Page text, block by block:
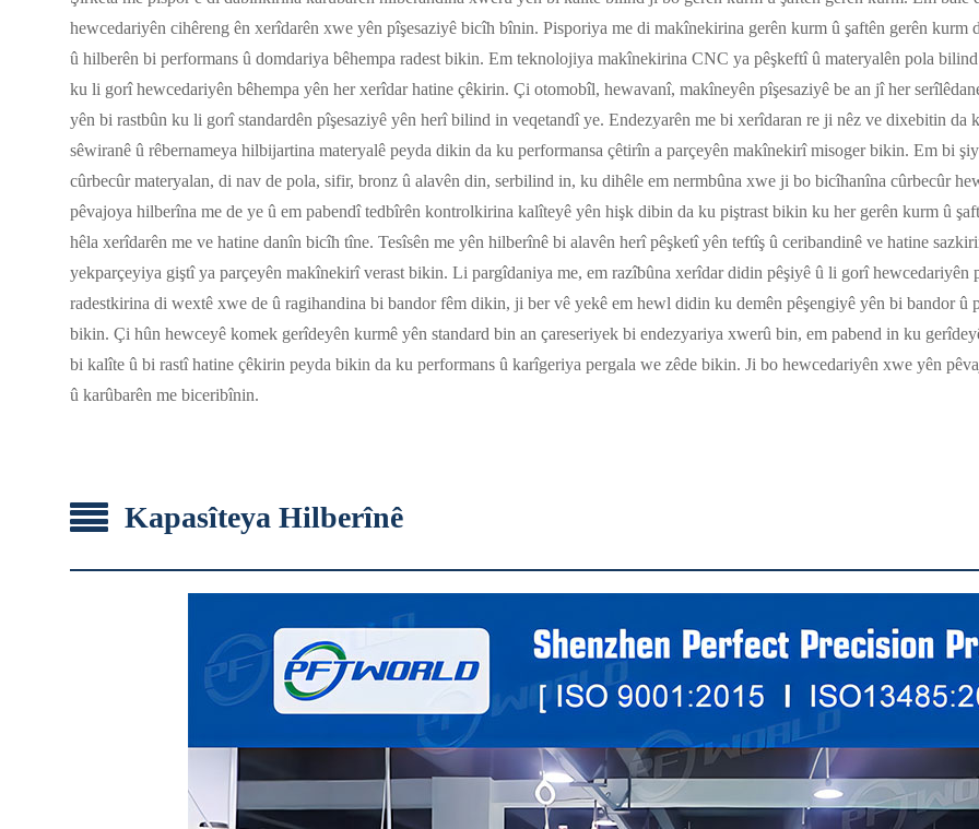
hewcedariyên cihêreng ên xerîdarên xwe yên pîşesaziyê bicîh bînin. Pisporiya me di makînekirina gerên kurm û şaftên gerên
û hilberên bi performans û domdariya bêhempa radest bikin. Em teknolojiya makînekirina CNC ya pêşkeftî û materyalên pola
ku li gorî hewcedariyên bêhempa yên her xerîdar hatine çêkirin. Çi otomobîl, hewavanî, makîneyên pîşesaziyê be an jî her
yên bi rastbûn ku li gorî standardên pîşesaziyê yên herî bilind in veqetandî ye. Endezyarên me bi xerîdaran re ji nêz ve dixebitin
sêwiranê û rêbernameya hilbijartina materyalê peyda dikin da ku performansa çêtirîn a parçeyên makînekirî misoger bikin. Em bi
cûrbecûr materyalan, di nav de pola, sifir, bronz û alavên din, serbilind in, ku dihêle em nermbûna xwe ji bo bicîhanîna cûrbecûr
pêvajoya hilberîna me de ye û em pabendî tedbîrên kontrolkirina kalîteyê yên hişk dibin da ku piştrast bikin ku her gerên kurm û
hêla xerîdarên me ve hatine danîn bicîh tîne. Tesîsên me yên hilberînê bi alavên herî pêşketî yên teftîş û ceribandinê ve hatine
yekparçeyiya giştî ya parçeyên makînekirî verast bikin. Li pargîdaniya me, em razîbûna xerîdar didin pêşiyê û li gorî
radestkirina di wextê xwe de û ragihandina bi bandor fêm dikin, ji ber vê yekê em hewl didin ku demên pêşengiyê yên bi bandor
bikin. Çi hûn hewceyê komek gerîdeyên kurmê yên standard bin an çareseriyek bi endezyariya xwerû bin, em pabend in ku
bi kalîte û bi rastî hatine çêkirin peyda bikin da ku performans û karîgeriya pergala we zêde bikin. Ji bo hewcedariyên xwe yên
û karûbarên me biceribînin.
Kapasîteya Hilberînê